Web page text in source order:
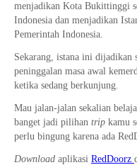
menjadikan Kota Bukittinggi
Indonesia dan menjadikan
Pemerintah Indonesia.
Sekarang, istana ini dijadikan
peninggalan masa awal
ketika sedang berkunjung.
Mau jalan-jalan sekalian
banget jadi pilihan trip kamu
perlu bingung karena ada
Download aplikasi RedDoorz